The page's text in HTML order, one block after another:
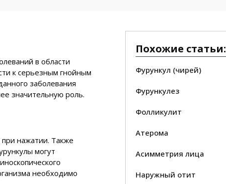
Похожие статьи:
Фурункул (чирей)
Фурункулез
Фолликулит
Атерома
Асимметрия лица
Наружный отит
в области
к серьезным гнойным
заболевания
значительную роль.
при нажатии. Также
могут
необходимо